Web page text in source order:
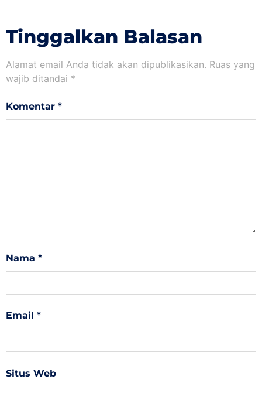
Tinggalkan Balasan
Alamat email Anda tidak akan dipublikasikan. Ruas yang
wajib ditandai *
Komentar *
Nama *
Email *
Situs Web